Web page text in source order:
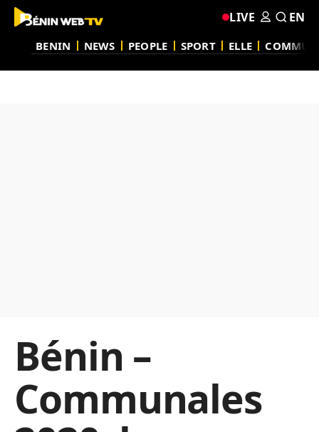
BENIN NEWS PEOPLE SPORT ELLE
LIVE EN
Bénin –
Communales